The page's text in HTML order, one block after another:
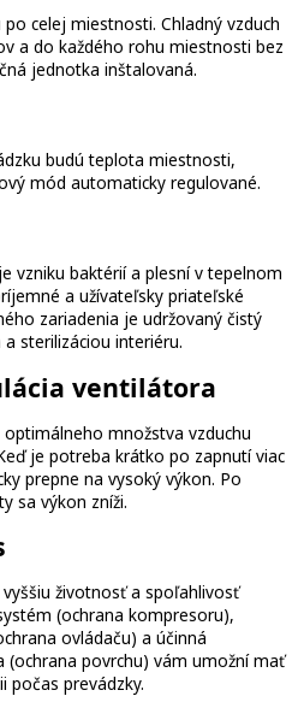
celej miestnosti. Chladný vzduch
a do každého rohu miestnosti bez
jednotka inštalovaná.
budú teplota miestnosti,
mód automaticky regulované.
vzniku baktérií a plesní v tepelnom
a užívateľsky priateľské
zariadenia je udržovaný čistý
sterilizáciou interiéru.
ventilátora
množstva vzduchu
je potreba krátko po zapnutí viac
prepne na vysoký výkon. Po
sa výkon zníži.
životnosť a spoľahlivosť
(ochrana kompresoru),
ovládaču) a účinná
povrchu) vám umožní mať
počas prevádzky.